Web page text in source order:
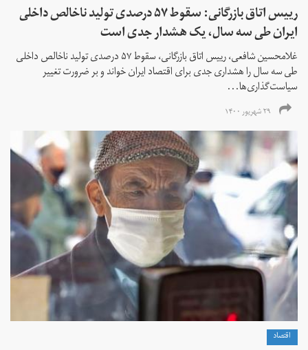
رییس اتاق بازرگانی: سقوط ۵۷ درصدی تولید ناخالص داخلی
ایران طی سه سال، یک هشدار جدی است
غلامحسین شافعی، رییس اتاق بازرگانی، سقوط ۵۷ درصدی تولید ناخالص داخلی
طی سه سال را هشداری جدی برای اقتصاد ایران خواند و بر ضرورت تغییر
سیاست‌گذاری‌ها...
۲۹ شهریور ۱۴۰۰
اقتصاد